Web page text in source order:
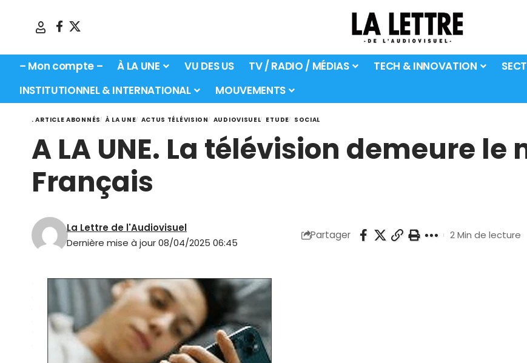
– Mon compte – À LA UNE VU DES US TV / RADIO / MÉDIAS TECH & INNOVATION
INSTITUTIONNEL & INTERNATIONAL
MOUVEMENTS
. ARTICLE ABONNÉS À LA UNE ACTUS TÉLÉVISION AUDIOVISUEL ETUDE SOCIAL
A LA UNE. La télévision demeure
Français
Dernière mise à jour 08/04/2025 06:45
La Lettre de l'Audiovisuel
Partager 2 Min de lecture